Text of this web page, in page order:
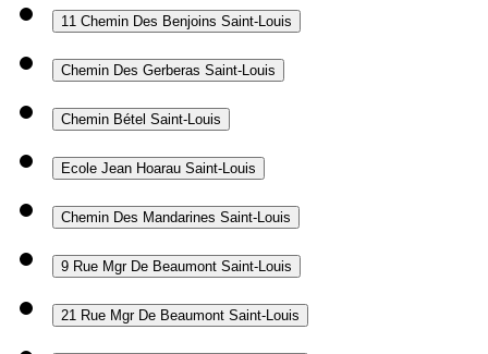
11 Chemin Des Benjoins Saint-Louis
Chemin Des Gerberas Saint-Louis
Chemin Bétel Saint-Louis
Ecole Jean Hoarau Saint-Louis
Chemin Des Mandarines Saint-Louis
9 Rue Mgr De Beaumont Saint-Louis
21 Rue Mgr De Beaumont Saint-Louis